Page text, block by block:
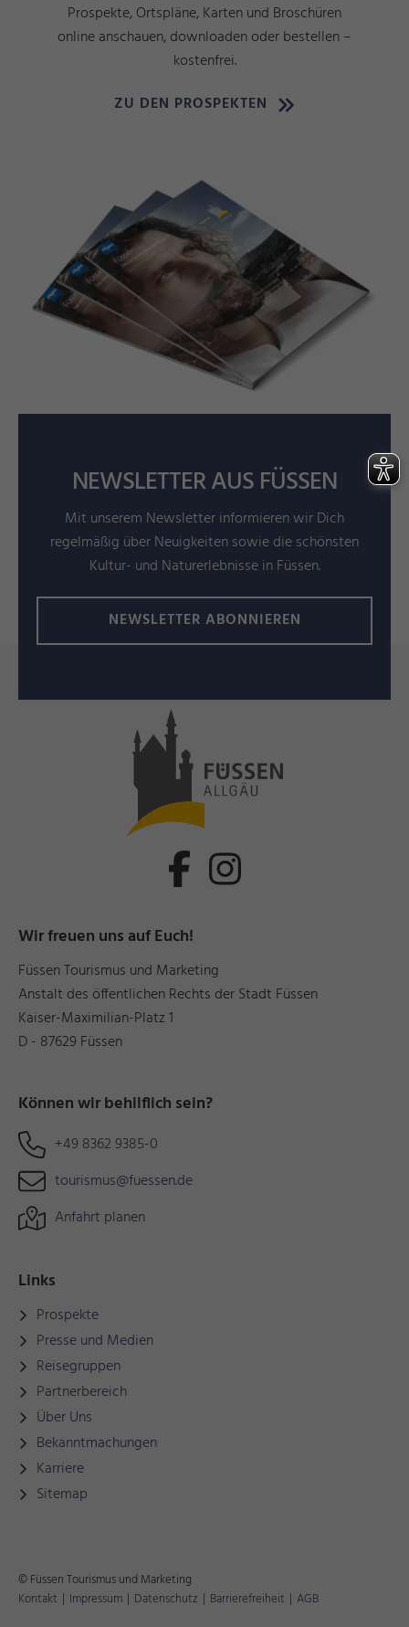
Prospekte, Ortspläne, Karten und Broschüren
online anschauen, downloaden oder bestellen –
kostenfrei.
ZU DEN PROSPEKTEN
NEWSLETTER AUS FÜSSEN
Mit unserem Newsletter informieren wir Dich
regelmäßig über Neuigkeiten sowie die schönsten
Kultur- und Naturerlebnisse in Füssen.
NEWSLETTER ABONNIEREN
Wir freuen uns auf Euch!
Füssen Tourismus und Marketing
Anstalt des öffentlichen Rechts der Stadt Füssen
Kaiser-Maximilian-Platz 1
D - 87629 Füssen
Können wir behilflich sein?
+49 8362 9385-0
tourismus@fuessen.de
Anfahrt planen
Links
Prospekte
Presse und Medien
Reisegruppen
Partnerbereich
Über Uns
Bekanntmachungen
Karriere
Sitemap
© Füssen Tourismus und Marketing
Kontakt | Impressum | Datenschutz | Barrierefreiheit | AGB